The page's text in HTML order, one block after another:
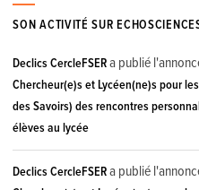
SON ACTIVITÉ SUR
Declics CercleFSERa publié
Chercheur(e)s et Lycéen(ne)s pour
des Savoirs) des rencontres
élèves au lycée
Declics CercleFSERa publié